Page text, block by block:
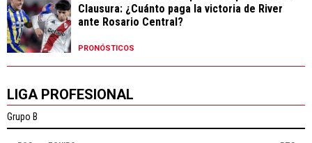
Clausura: ¿Cuánto paga la victoria de River
ante Rosario Central?
PRONÓSTICOS
LIGA PROFESIONAL